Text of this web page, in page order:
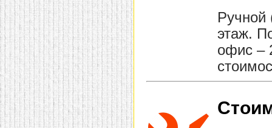
Ручной
этаж.
офис –